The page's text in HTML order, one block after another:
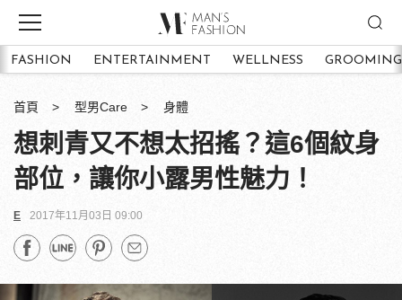
FASHION ENTERTAINMENT WELLNESS GROOMING
首頁 型男Care 身體
想刺青又不想太招搖？這6個紋身
部位，讓你小露男性魅力！
E 2017年11月03日 09:00